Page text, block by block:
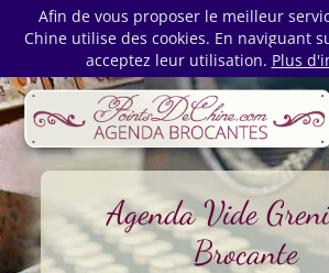
Afin de vous proposer le meilleur
Chine utilise des cookies. En naviguant
acceptez leur utilisation. Plus
Agenda Vide
Brocante